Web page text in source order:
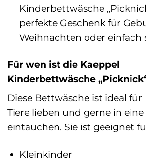
Kinderbettwäsche
perfekte Geschenk für
Weihnachten oder einfach
Für wen ist die Kaeppel
Kinderbettwäsche
Diese Bettwäsche ist ideal für
Tiere lieben und gerne in
eintauchen. Sie ist geeignet
Kleinkinder